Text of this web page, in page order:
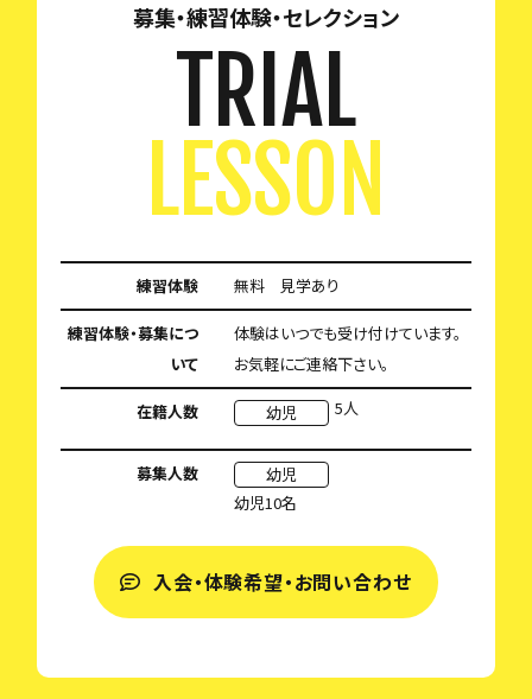
募集・練習体験・セレクション
TRIAL
LESSON
練習体験 無料 見学あり
練習体験・募集につ
いて
体験はいつでも受け付けています。
お気軽にご連絡下さい。
在籍人数 幼児 5人
募集人数
幼児
幼児10名
入会・体験希望・お問い合わせ